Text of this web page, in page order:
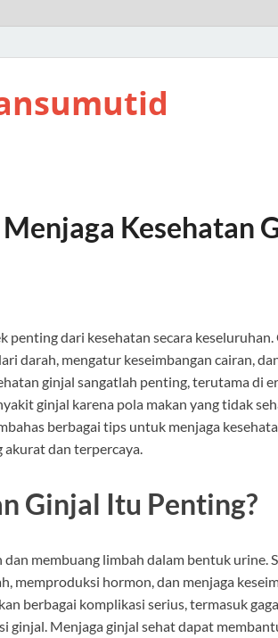
Kesehatan
penting dari kesehatan secara
darah, mengatur keseimbangan cairan,
ginjal sangatlah penting, terutama di
ginjal karena pola makan yang tidak
berbagai tips untuk menjaga
akurat dan terpercaya.
Ginjal Itu Penting?
membuang limbah dalam bentuk urine.
memproduksi hormon, dan menjaga
berbagai komplikasi serius, termasuk
ginjal. Menjaga ginjal sehat dapat